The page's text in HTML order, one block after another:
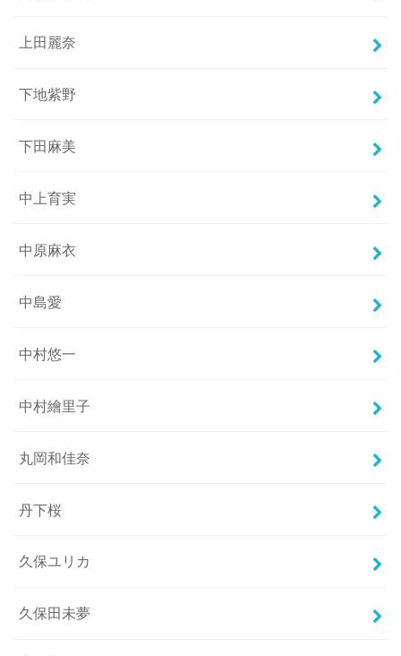
上田麗奈
下地紫野
下田麻美
中上育実
中原麻衣
中島愛
中村悠一
中村繪里子
丸岡和佳奈
丹下桜
久保ユリカ
久保田未夢